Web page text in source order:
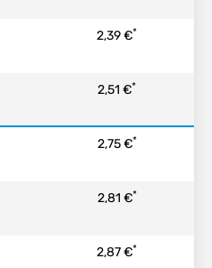
2,39 €*
2,51 €*
2,75 €*
2,81 €*
2,87 €*